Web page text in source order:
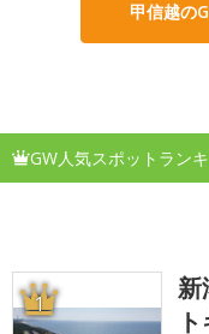
甲信越の
GW人気スポットラン
1
新